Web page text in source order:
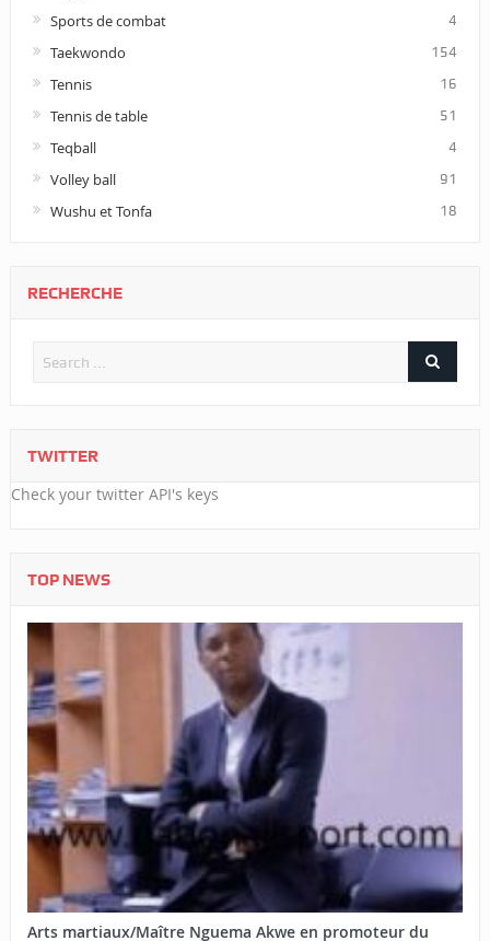
Sports de combat 4
Taekwondo 154
Tennis 16
Tennis de table 51
Teqball 4
Volley ball 91
Wushu et Tonfa 18
RECHERCHE
TWITTER
Check your twitter API's keys
TOP NEWS
Arts martiaux/Maître Nguema Akwe en promoteur du